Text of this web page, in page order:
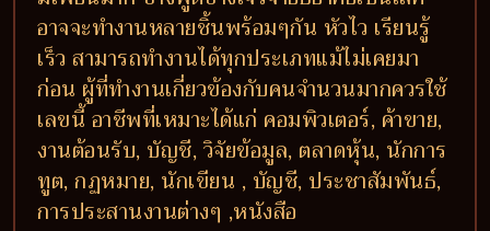
อาจจะทำงานหลายชิ้นพร้อมๆกัน หัวไว เรียนรู้
เร็ว สามารถทำงานได้ทุกประเภทแม้ไม่เคยมา
ก่อน ผู้ที่ทำงานเกี่ยวข้องกับคนจำนวนมากควรใช้
เลขนี้ อาชีพที่เหมาะได้แก่ คอมพิวเตอร์, ค้าขาย,
งานต้อนรับ, บัญชี, วิจัยข้อมูล, ตลาดหุ้น, นักการ
ทูต, กฏหมาย, นักเขียน , บัญชี, ประชาสัมพันธ์,
การประสานงานต่างๆ ,หนังสือ